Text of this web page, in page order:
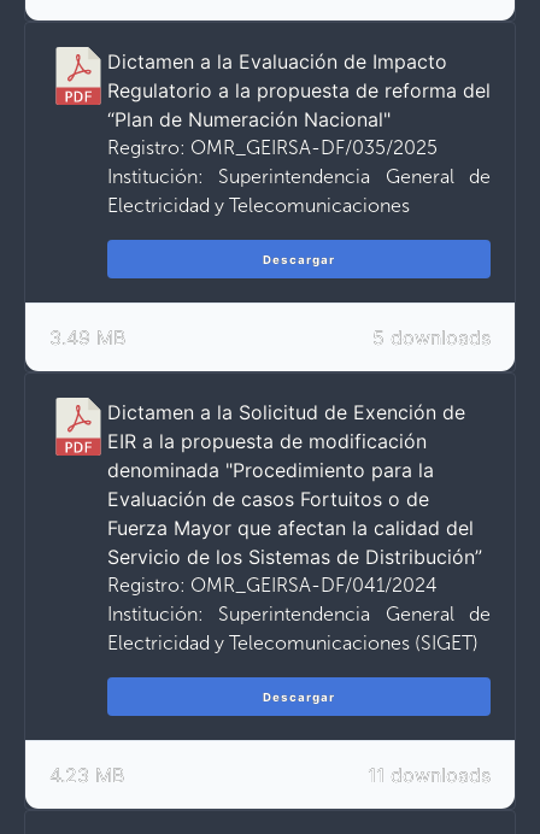
Dictamen a la Evaluación de Impacto
Regulatorio a la propuesta de reforma del
“Plan de Numeración Nacional"
Registro: OMR_GEIRSA-DF/035/2025
Institución: Superintendencia General de
Electricidad y Telecomunicaciones
Descargar
5 downloads
3.49 MB
Dictamen a la Solicitud de Exención de
EIR a la propuesta de modificación
denominada "Procedimiento para la
Evaluación de casos Fortuitos o de
Fuerza Mayor que afectan la calidad del
Servicio de los Sistemas de Distribución”
Registro: OMR_GEIRSA-DF/041/2024
Institución: Superintendencia General de
Electricidad y Telecomunicaciones (SIGET)
Descargar
11 downloads
4.23 MB